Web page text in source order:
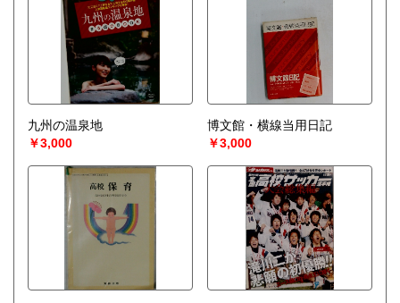
九州の温泉地
￥3,000
博文館・横線当用日記
￥3,000